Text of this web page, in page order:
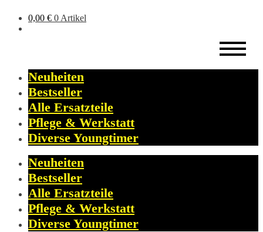
0,00 € 0 Artikel
Neuheiten
Bestseller
Alle Ersatzteile
Pflege & Werkstatt
Diverse Youngtimer
Neuheiten
Bestseller
Alle Ersatzteile
Pflege & Werkstatt
Diverse Youngtimer